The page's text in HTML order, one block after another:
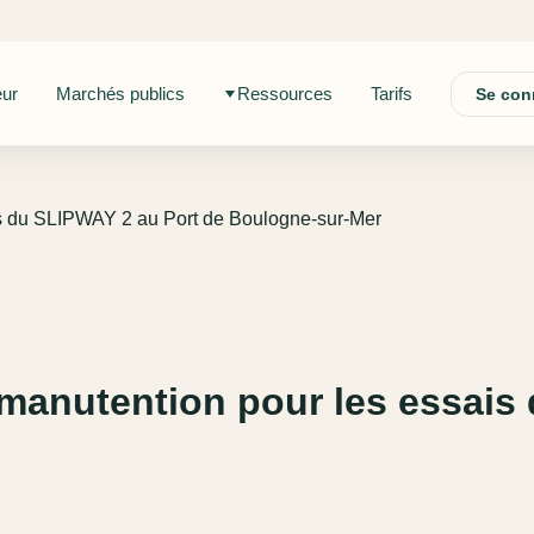
Marchés publics Ressources Tarifs Se
SLIPWAY 2 au Port de Boulogne-sur-Mer
pour les essais